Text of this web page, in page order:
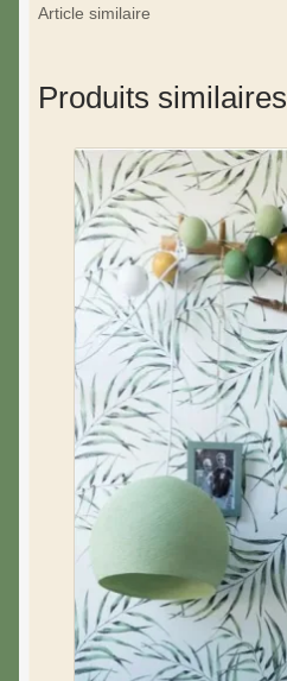
Article similaire
Produits similaires